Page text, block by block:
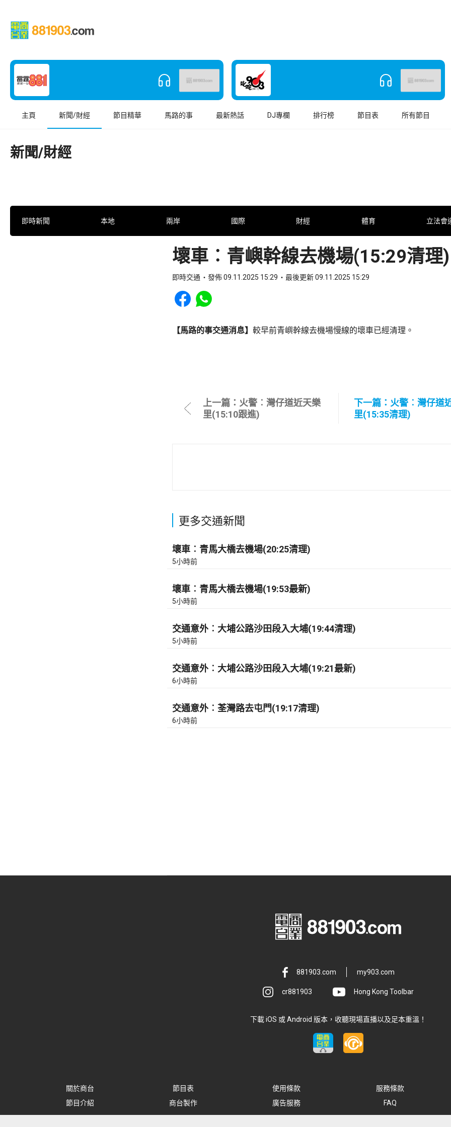
主頁 新聞/財經 節目精華 馬路的事 最新熱話 DJ專欄 排行榜 節目表 所有節目
新聞/財經
即時新聞 本地 兩岸 國際 財經 體育 立法會
壞車︰青嶼幹線去機場(15:29清理)
即時交通 發佈 09.11.2025 15:29 最後更新 09.11.2025 15:29
Share to Facebook
Share to WhatsApp
【馬路的事交通消息】 較早前青嶼幹線去機場慢線的壞車已經清理。
上一篇：火警︰灣仔道近天樂
里(15:10跟進)
下一篇：火警︰灣仔道
里(15:35清理)
更多交通新聞
壞車︰青馬大橋去機場(20:25清理)
5小時前
壞車︰青馬大橋去機場(19:53最新)
5小時前
交通意外︰大埔公路沙田段入大埔(19:44清理)
5小時前
交通意外︰大埔公路沙田段入大埔(19:21最新)
6小時前
交通意外︰荃灣路去屯門(19:17清理)
6小時前
881903.com my903.com
cr881903 Hong Kong Toolbar
下載 iOS 或 Android 版本，收聽現場直播以及足本重溫！
關於商台 節目表 使用條款
服務條款
節目介紹
商台製作 廣告服務 FAQ